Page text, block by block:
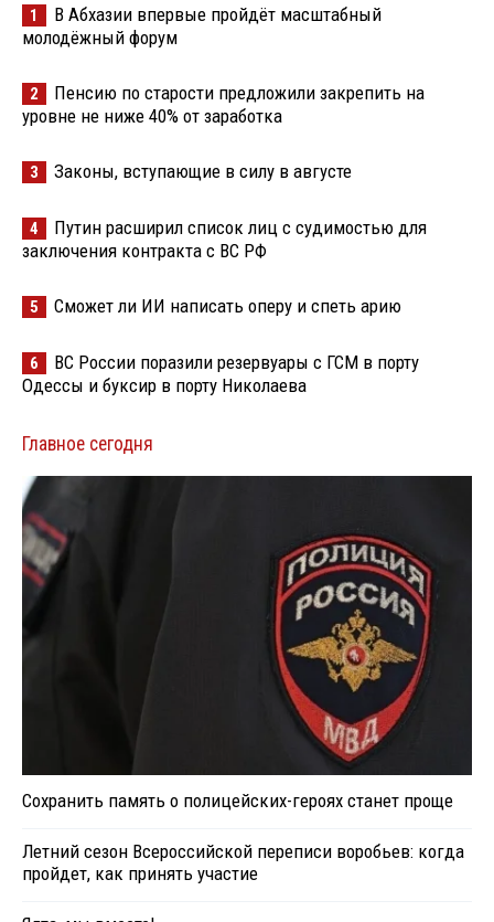
1
В Абхазии впервые пройдёт масштабный
молодёжный форум
2
Пенсию по старости предложили закрепить на
уровне не ниже 40% от заработка
3 Законы, вступающие в силу в августе
4
Путин расширил список лиц с судимостью для
заключения контракта с ВС РФ
5 Сможет ли ИИ написать оперу и спеть арию
6
ВС России поразили резервуары с ГСМ в порту
Одессы и буксир в порту Николаева
Главное сегодня
Сохранить память о полицейских-героях станет проще
Летний сезон Всероссийской переписи воробьев: когда
пройдет, как принять участие